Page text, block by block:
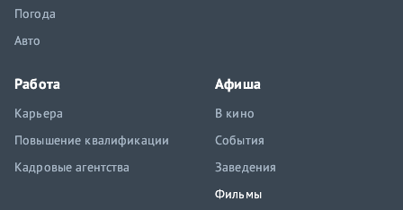
Погода
Авто
Работа
Карьера
Повышение квалификации
Кадровые агентства
Афиша
В кино
События
Заведения
Фильмы